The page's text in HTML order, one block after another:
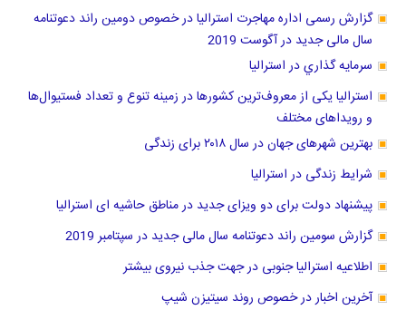
گزارش رسمی اداره مهاجرت استرالیا در خصوص دومین راند دعوتنامه
سال مالی جدید در آگوست 2019
سرمايه گذاري در استراليا
استرالیا یکی از معروف‌ترین کشورها در زمینه تنوع و تعداد فستیوال‌ها
و رویداهای مختلف
بهترین شهرهای جهان در سال ۲۰۱۸ برای زندگی
شرایط زندگی در استرالیا
پیشنهاد دولت برای دو ویزای جدید در مناطق حاشیه ای استرالیا
گزارش سومین راند دعوتنامه سال مالی جدید در سپتامبر 2019
اطلاعیه استرالیا جنوبی در جهت جذب نیروی بیشتر
آخرین اخبار در خصوص روند سیتیزن شیپ